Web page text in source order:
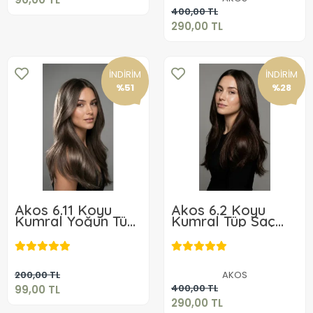
400,00 TL
290,00 TL
Sepete Ekle
İNDİRİM
%51
Akos 6.11 Koyu
Kumral Yoğun Tüp
Küllü Saç Boyası
60 ML+ + Akos 20
Volüm Oksidan 60
200,00 TL
99,00 TL
99,00 TL
İNDİRİM
%28
Akos 6.2 Koyu
Kumral Tüp Saç
Boyası 60 ML ( 3
Adet Boya+ 3 Adet
Oksidan)
AKOS
400,00 TL
290,00 TL
290,00 TL
Sepete Ekle